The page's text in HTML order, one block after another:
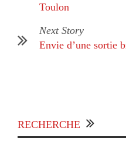
Toulon
Next Story
Envie d’une sortie
RECHERCHE